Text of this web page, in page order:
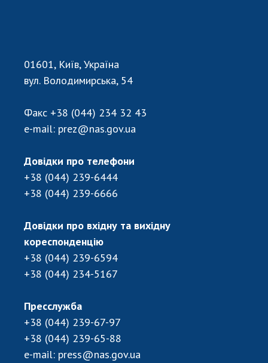
01601, Київ, Україна
вул. Володимирська, 54
Факс +38 (044) 234 32 43
e-mail: prez@nas.gov.ua
Довідки про телефони
+38 (044) 239-6444
+38 (044) 239-6666
Довідки про вхідну та вихідну
кореспонденцію
+38 (044) 239-6594
+38 (044) 234-5167
Пресслужба
+38 (044) 239-67-97
+38 (044) 239-65-88
e-mail: press@nas.gov.ua